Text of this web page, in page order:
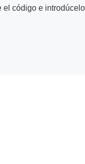
código e introdúcelo